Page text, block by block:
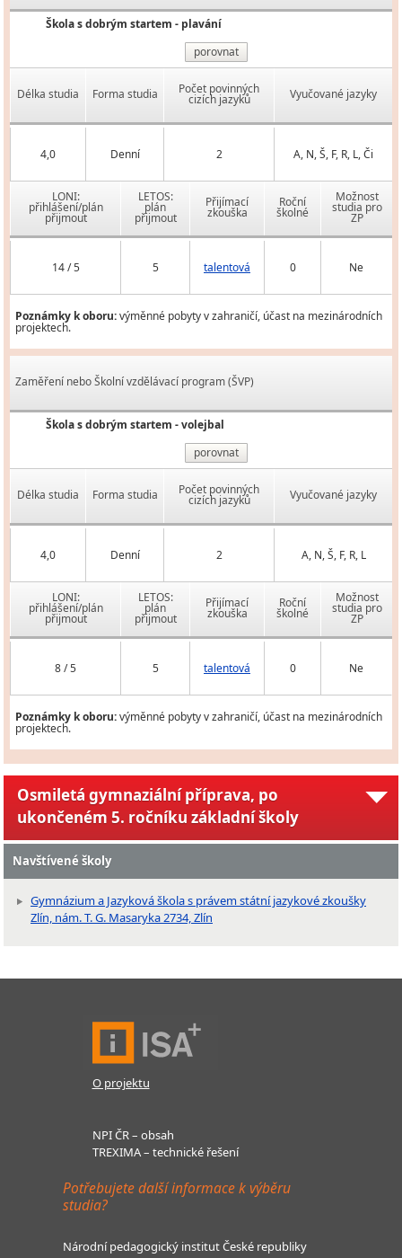
Škola s dobrým startem - plavání
porovnat
Délka studia Forma studia Počet povinných
cizích jazyků Vyučované jazyky
4,0 Denní 2 A, N, Š, F, R, L, Či
LONI:
přihlášení/plán
přijmout
LETOS:
plán
přijmout
Přijímací
zkouška
Roční
školné
Možnost
studia pro
ZP
14 / 5 5 talentová 0 Ne
Poznámky k oboru:výměnné pobyty v zahraničí, účast na mezinárodních
projektech.
Zaměření nebo Školní vzdělávací program (ŠVP)
Škola s dobrým startem - volejbal
porovnat
Délka studia Forma studia Počet povinných
cizích jazyků Vyučované jazyky
4,0 Denní 2 A, N, Š, F, R, L
LONI:
přihlášení/plán
přijmout
LETOS:
plán
přijmout
Přijímací
zkouška
Roční
školné
Možnost
studia pro
ZP
8 / 5 5 talentová 0 Ne
Poznámky k oboru:výměnné pobyty v zahraničí, účast na mezinárodních
projektech.
Osmiletá gymnaziální příprava, po
ukončeném 5. ročníku základní školy
Navštívené školy
Gymnázium a Jazyková škola s právem státní jazykové zkoušky
Zlín, nám. T. G. Masaryka 2734, Zlín
O projektu
NPI ČR – obsah
TREXIMA – technické řešení
Potřebujete další informace k výběru
studia?
Národní pedagogický institut České republiky